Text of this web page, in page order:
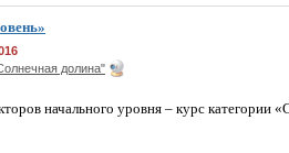
долина"
начального уровня – курс категории